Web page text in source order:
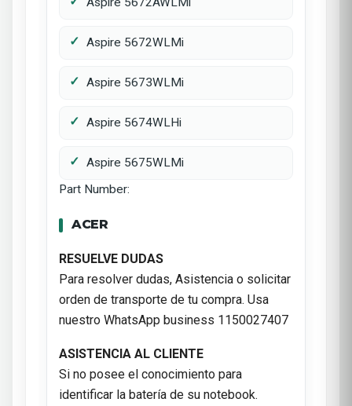
Aspire 5672WLMi
Aspire 5673WLMi
Aspire 5674WLHi
Aspire 5675WLMi
Part Number:
ACER
RESUELVE DUDAS
Para resolver dudas, Asistencia o solicitar
orden de transporte de tu compra. Usa
nuestro WhatsApp business 1150027407
ASISTENCIA AL CLIENTE
Si no posee el conocimiento para
identificar la batería de su notebook.